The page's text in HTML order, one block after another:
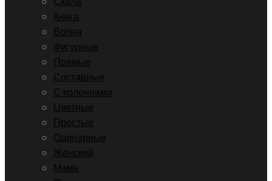
Книга
Волна
Фигурные
Прямые
Составные
С колоннами
Цветные
Простые
Одинарные
Женский
Маме